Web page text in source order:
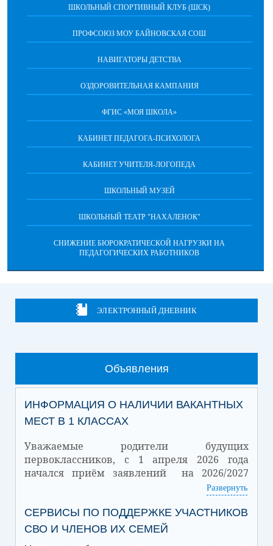
ШКОЛЬНЫЙ СПОРТИВНЫЙ КЛУБ (ШСК)
ПРОФСОЮЗ МОУ БАЙНОВСКАЯ СОШ
НАВИГАТОРЫ ДЕТСТВА
ОЗДОРОВИТЕЛЬНАЯ КАМПАНИЯ
ФГИС «МОЯ ШКОЛА»
КАБИНЕТ ПЕДАГОГА-ПСИХОЛОГА
КАБИНЕТ УЧИТЕЛЯ-ЛОГОПЕДА
ШКОЛЬНЫЙ МУЗЕЙ
ШКОЛЬНЫЙ ТЕАТР "НАХАЛЕНОК"
СНИЖЕНИЕ БЮРОКРАТИЧЕСКОЙ НАГРУЗКИ НА
ПЕДАГОГИЧЕСКИХ РАБОТНИКОВ
ЭЛЕКТРОННЫЙ ДНЕВНИК
Объявления
ИНФОРМАЦИЯ О НАЛИЧИИ ВАКАНТНЫХ
МЕСТ В 1 КЛАССАХ
Уважаемые родители будущих
первоклассников, с 1 апреля 2026 года
начался приём заявлений на 2026/2027
Дата
Количество
зачисленных
обучающихся
Количество
Развернуть
СЕРВИСЫ ПО ПОДДЕРЖКЕ УЧАСТНИКОВ
СВО И ЧЛЕНОВ ИХ СЕМЕЙ